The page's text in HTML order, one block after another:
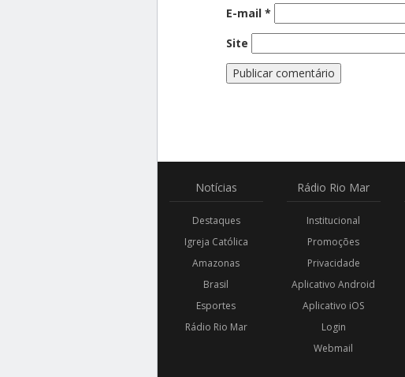
E-mail *
Site
Notícias
Destaques
Igreja Católica
Amazonas
Brasil
Esportes
Rádio Rio Mar
Rádio Rio Mar
Institucional
Promoções
Privacidade
Aplicativo Android
Aplicativo iOS
Login
Webmail